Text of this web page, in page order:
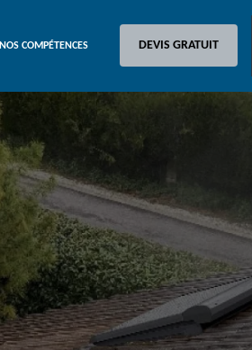
NOS COMPÉTENCES DEVIS GRATUIT